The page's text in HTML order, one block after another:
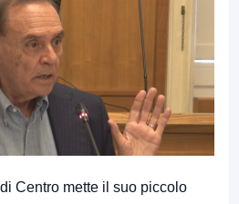
Centro mette il suo piccolo